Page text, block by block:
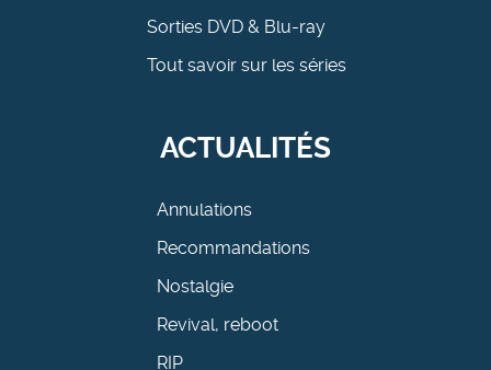
Sorties DVD & Blu-ray
Tout savoir sur les séries
ACTUALITÉS
Annulations
Recommandations
Nostalgie
Revival, reboot
RIP